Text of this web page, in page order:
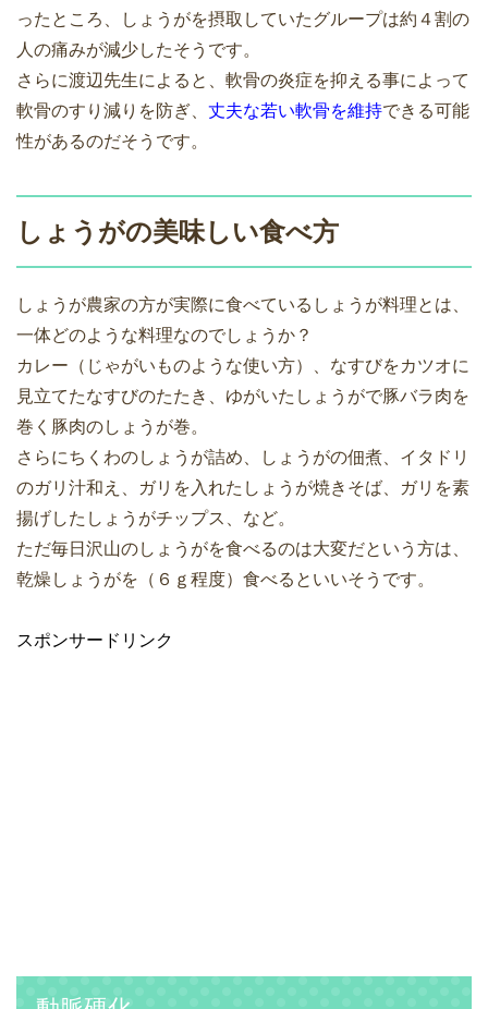
ったところ、しょうがを摂取していたグループは約４割の
人の痛みが減少したそうです。
さらに渡辺先生によると、軟骨の炎症を抑える事によって
軟骨のすり減りを防ぎ、 丈夫な若い軟骨を維持できる可能
性があるのだそうです。
しょうがの美味しい食べ方
しょうが農家の方が実際に食べているしょうが料理とは、
一体どのような料理なのでしょうか？
カレー（じゃがいものような使い方）、なすびをカツオに
見立てたなすびのたたき、ゆがいたしょうがで豚バラ肉を
巻く豚肉のしょうが巻。
さらにちくわのしょうが詰め、しょうがの佃煮、イタドリ
のガリ汁和え、ガリを入れたしょうが焼きそば、ガリを素
揚げしたしょうがチップス、など。
ただ毎日沢山のしょうがを食べるのは大変だという方は、
乾燥しょうがを（６ｇ程度）食べるといいそうです。
スポンサードリンク